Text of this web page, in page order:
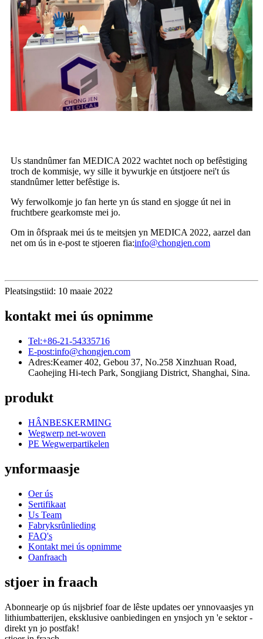
Us standnûmer fan MEDICA 2022 wachtet noch op befêstiging
troch de kommisje, wy sille it bywurkje en útstjoere nei't ús
standnûmer letter befêstige is.
Wy ferwolkomje jo fan herte yn ús stand en sjogge út nei in
fruchtbere gearkomste mei jo.
Om in ôfspraak mei ús te meitsjen yn MEDICA 2022, aarzel dan
net om ús in e-post te stjoeren fia:info@chongjen.com
Pleatsingstiid: 10 maaie 2022
kontakt mei ús opnimme
Tel:+86-21-54335716
E-post:info@chongjen.com
Adres:Keamer 402, Gebou 37, No.258 Xinzhuan Road,
Caohejing Hi-tech Park, Songjiang District, Shanghai, Sina.
produkt
HÂNBESKERMING
Wegwerp net-woven
PE Wegwerpartikelen
ynformaasje
Oer ús
Sertifikaat
Us Team
Fabryksrûnlieding
FAQ's
Kontakt mei ús opnimme
Oanfraach
stjoer in fraach
Abonnearje op ús nijsbrief foar de lêste updates oer ynnovaasjes yn
lithiumbatterijen, eksklusive oanbiedingen en ynsjoch yn 'e sektor -
direkt yn jo postfak!